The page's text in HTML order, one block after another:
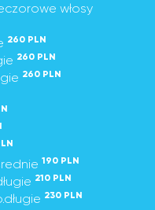
włosy
260 PLN
260 PLN
260 PLN
190 PLN
210 PLN
230 PLN